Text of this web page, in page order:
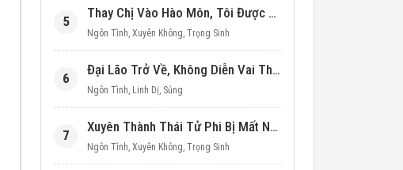
5
Thay Chị Vào Hào Môn, Tôi Được Cưng Chiều Hết Mực (Thập Niên 90)
Ngôn Tình, Xuyên Không, Trọng Sinh
6
Đại Lão Trở Về, Không Diễn Vai Thiên Kim Giả Nữa
Ngôn Tình, Linh Dị, Sủng
7
Xuyên Thành Thái Tử Phi Bị Mất Nước
Ngôn Tình, Xuyên Không, Trọng Sinh